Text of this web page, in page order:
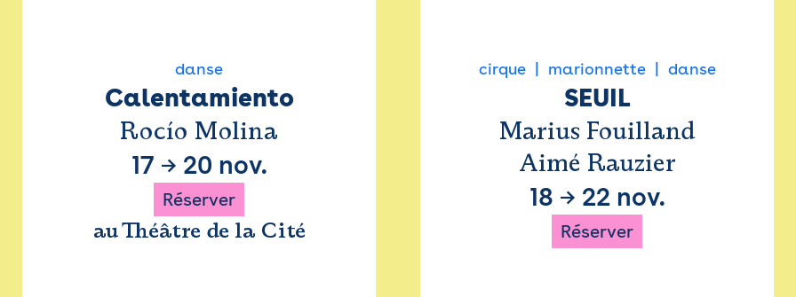
danse
Calentamiento
Rocío Molina
17 → 20 nov.
Réserver
au Théâtre de la Cité
cirque marionnette danse
SEUIL
Marius Fouilland
Aimé Rauzier
18 → 22 nov.
Réserver